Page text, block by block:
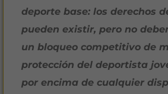
deporte base: los derechos
pueden existir, pero no
un bloqueo competitivo de
protección del deportista
por encima de cualquier